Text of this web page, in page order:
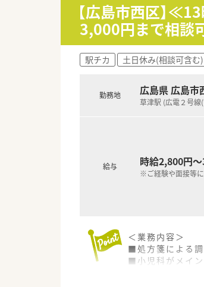
【広島市西区】
3,000円まで相談
駅チカ 土日休み(相談可含む)
勤務地 広島県 広島市
草津駅 (広電２号線
給与 時給2,800円
※ご経験や面接等
＜業務内容＞
■処方箋による調
■小児科がメイン